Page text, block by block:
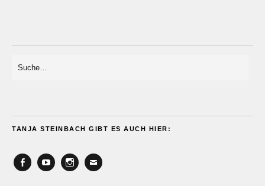
TANJA STEINBACH GIBT ES AUCH HIER: